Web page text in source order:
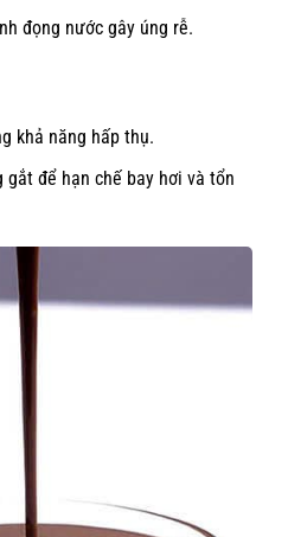
đọng nước gây úng rễ.
khả năng hấp thụ.
gắt để hạn chế bay hơi và tổn